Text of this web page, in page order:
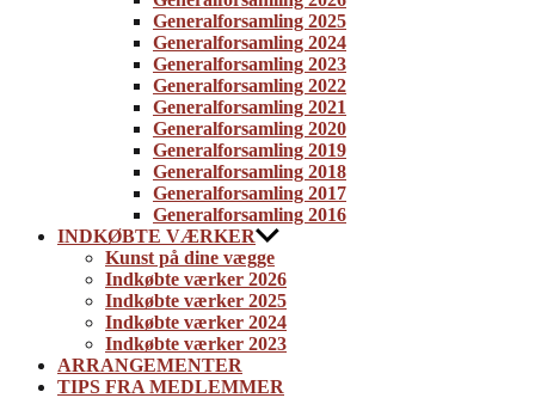
Generalforsamling 2025
Generalforsamling 2024
Generalforsamling 2023
Generalforsamling 2022
Generalforsamling 2021
Generalforsamling 2020
Generalforsamling 2019
Generalforsamling 2018
Generalforsamling 2017
Generalforsamling 2016
INDKØBTE VÆRKER
Kunst på dine vægge
Indkøbte værker 2026
Indkøbte værker 2025
Indkøbte værker 2024
Indkøbte værker 2023
ARRANGEMENTER
TIPS FRA MEDLEMMER